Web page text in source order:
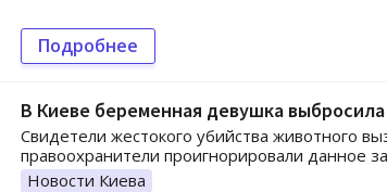
Подробнее
В Киеве беременная девушка
Свидетели жестокого убийства животного
правоохранители проигнорировали данное
Новости Киева